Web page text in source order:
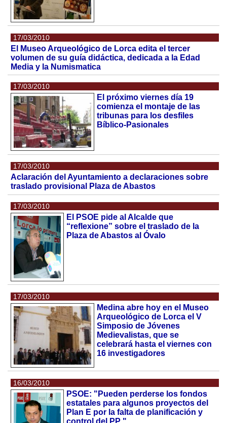
17/03/2010
El Museo Arqueológico de Lorca edita el tercer
volumen de su guía didáctica, dedicada a la Edad
Media y la Numismatica
17/03/2010
El próximo viernes día 19
comienza el montaje de las
tribunas para los desfiles
Bíblico-Pasionales
17/03/2010
Aclaración del Ayuntamiento a declaraciones sobre
traslado provisional Plaza de Abastos
17/03/2010
El PSOE pide al Alcalde que
“reflexione” sobre el traslado de la
Plaza de Abastos al Óvalo
17/03/2010
Medina abre hoy en el Museo
Arqueológico de Lorca el V
Simposio de Jóvenes
Medievalistas, que se
celebrará hasta el viernes con
16 investigadores
16/03/2010
PSOE: "Pueden perderse los fondos
estatales para algunos proyectos del
Plan E por la falta de planificación y
control del PP "